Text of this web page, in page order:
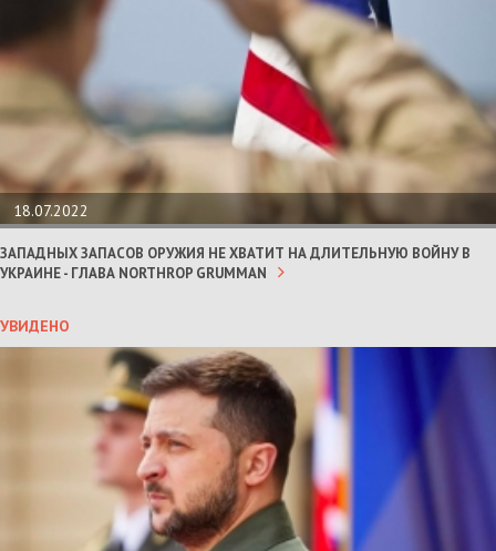
18.07.2022
ЗАПАДНЫХ ЗАПАСОВ ОРУЖИЯ НЕ ХВАТИТ НА ДЛИТЕЛЬНУЮ ВОЙНУ В
УКРАИНЕ - ГЛАВА NORTHROP GRUMMAN
УВИДЕНО